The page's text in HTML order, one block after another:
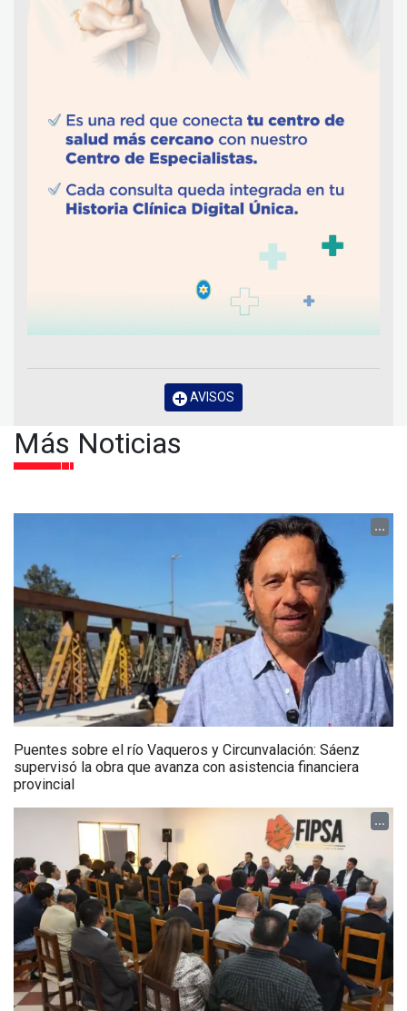
AVISOS
Más Noticias
...
Puentes sobre el río Vaqueros y Circunvalación: Sáenz
supervisó la obra que avanza con asistencia financiera
provincial
...